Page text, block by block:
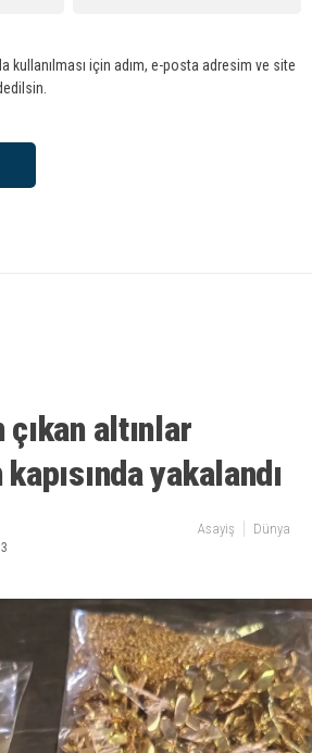
kullanılması için adım, e-posta adresim ve site
çıkan altınlar
yakalandı
Asayiş Dünya